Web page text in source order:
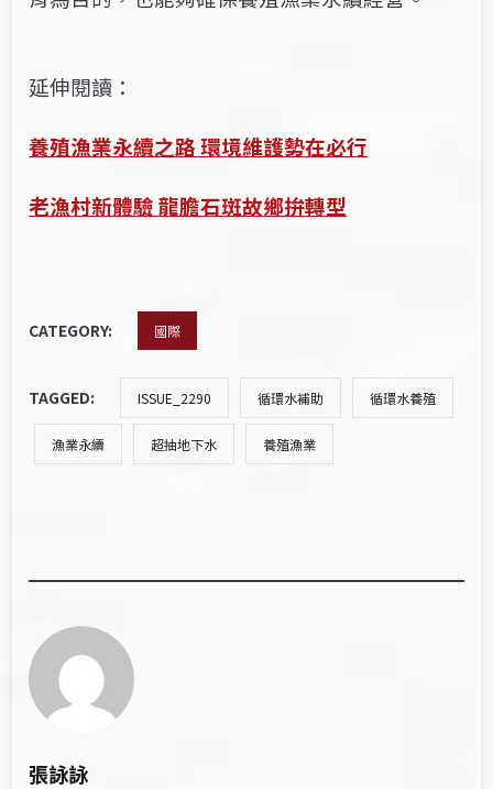
延伸閱讀：
養殖漁業永續之路 環境維護勢在必行
老漁村新體驗 龍膽石斑故鄉拚轉型
CATEGORY: 國際
TAGGED: ISSUE_2290 循環水補助 循環水養殖
漁業永續 超抽地下水 養殖漁業
張詠詠